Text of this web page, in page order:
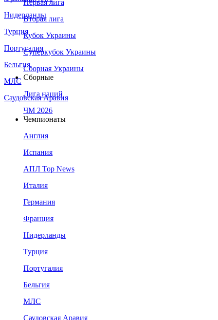
Нидерланды
Турция
Португалия
Бельгия
МЛС
Саудовская Аравия
Первая лига
Вторая лига
Кубок Украины
Суперкубок Украины
Сборная Украины
Сборные
Лига наций
ЧМ 2026
Чемпионаты
Англия
Испания
АПЛ Top News
Италия
Германия
Франция
Нидерланды
Турция
Португалия
Бельгия
МЛС
Саудовская Аравия